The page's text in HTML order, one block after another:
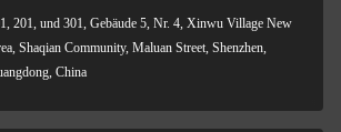
201, und 301, Gebäude 5, Nr. 4, Xinwu Village New
Shaqian Community, Maluan Street, Shenzhen,
China